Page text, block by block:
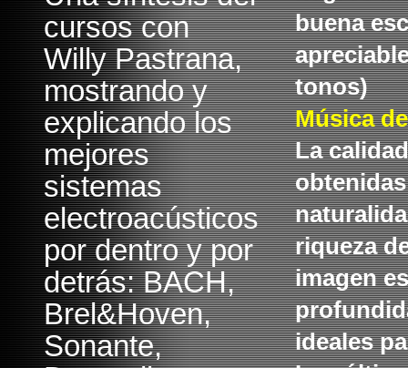
cursos con
Willy Pastrana,
mostrando y
explicando los
mejores
sistemas
electroacústicos
por dentro y por
detrás: BACH,
Brel&Hoven,
Sonante,
buena
tonos)
Música
La
riqueza
imagen
ideales